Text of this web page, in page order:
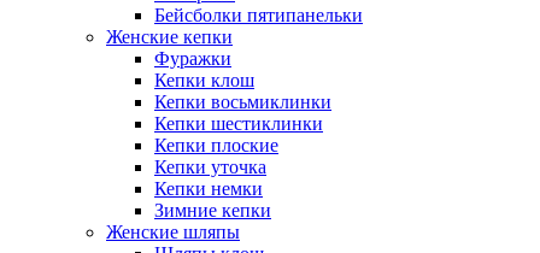
Бейсболки пятипанельки
Женские кепки
Фуражки
Кепки клош
Кепки восьмиклинки
Кепки шестиклинки
Кепки плоские
Кепки уточка
Кепки немки
Зимние кепки
Женские шляпы